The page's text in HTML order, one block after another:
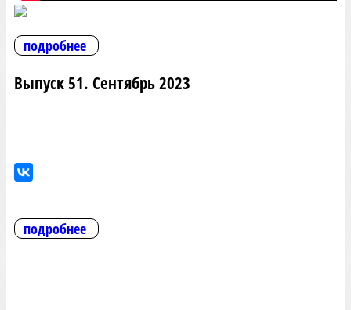
подробнее
Выпуск 51. Сентябрь 2023
подробнее